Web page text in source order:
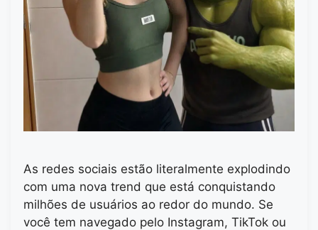
As redes sociais estão literalmente explodindo
com uma nova trend que está conquistando
milhões de usuários ao redor do mundo. Se
você tem navegado pelo Instagram, TikTok ou